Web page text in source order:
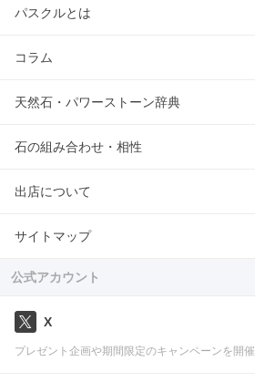
パスクルとは
コラム
天然石・パワーストーン辞典
石の組み合わせ・相性
出店について
サイトマップ
公式アカウント
X
プレゼント企画や期間限定のキャンペーンを開催